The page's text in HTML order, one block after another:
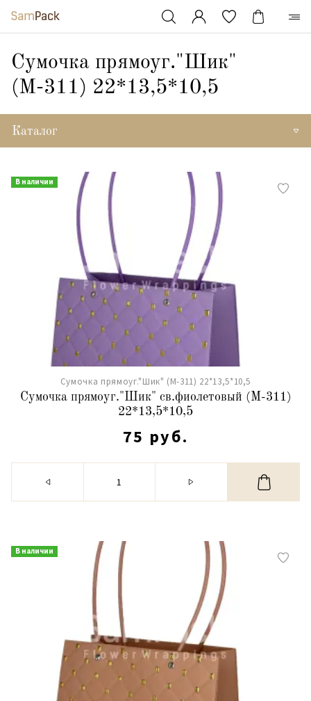
Сумочка прямоуг."Шик"
(М-311) 22*13,5*10,5
Каталог
В наличии
Сумочка прямоуг."Шик" (М-311) 22*13,5*10,5
Сумочка прямоуг."Шик" св.фиолетовый (М-311)
22*13,5*10,5
75 руб.
В наличии